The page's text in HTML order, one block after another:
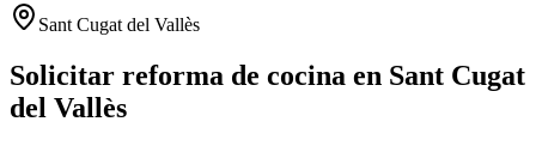
Sant Cugat del Vallès
Solicitar reforma de cocina en Sant Cugat
del Vallès